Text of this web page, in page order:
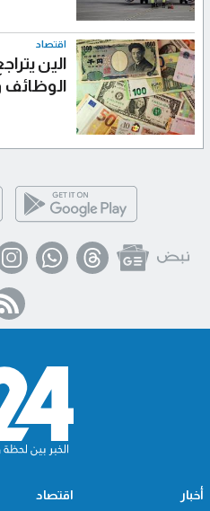
اقتصاد
الين
الوظائف
أخبار اقتصاد